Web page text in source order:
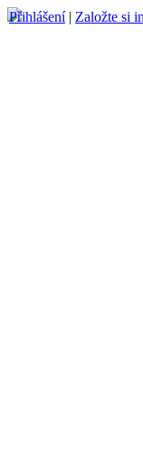
Přihlášení| Založte si